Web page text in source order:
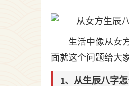
生活中像从女
面就这个问题给大
1、从生辰八字